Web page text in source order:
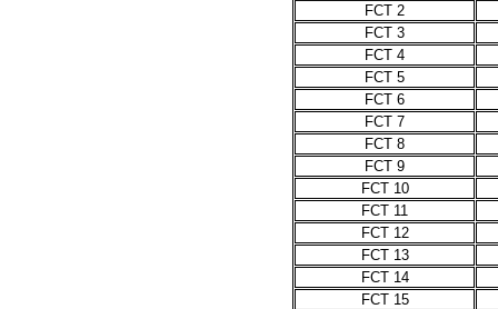
FCT 2
FCT 3
FCT 4
FCT 5
FCT 6
FCT 7
FCT 8
FCT 9
FCT 10
FCT 11
FCT 12
FCT 13
FCT 14
FCT 15